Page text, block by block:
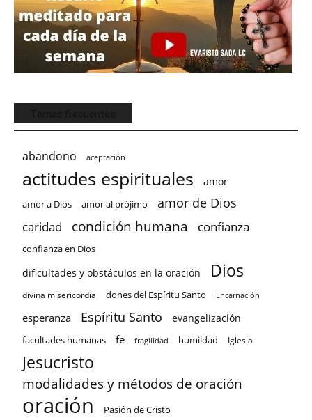
abandono aceptación
actitudes espirituales amor
amor a Dios amor al prójimo amor de Dios
caridad condición humana confianza
confianza en Dios
dificultades y obstáculos en la oración Dios
divina misericordia dones del Espíritu Santo Encarnación
esperanza Espíritu Santo evangelización
facultades humanas fe fragilidad humildad Iglesia
Jesucristo
modalidades y métodos de oración
oración Pasión de Cristo